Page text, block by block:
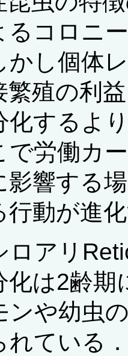
るコロニ
かし個体
繁殖の利
化するよ
で労働カ
影響する
行動が進
ロアリ
化は2齢期
ンや幼虫
れている